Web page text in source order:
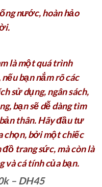
nước, hoàn hảo
là một quá trình
bạn nắm rõ các
sử dụng, ngân sách,
bạn sẽ dễ dàng tìm
thân. Hãy đầu tư
chọn, bởi một chiếc
trang sức, mà còn là
và cá tính của bạn.
– DH45